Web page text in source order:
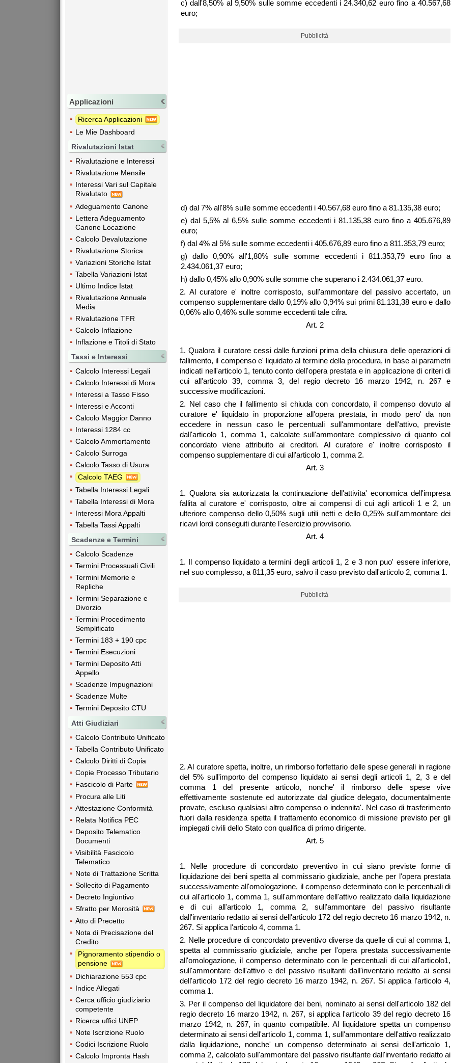
Applicazioni
Ricerca Applicazioni
Le Mie Dashboard
Rivalutazioni Istat
Rivalutazione e Interessi
Rivalutazione Mensile
Interessi Vari sul Capitale
Rivalutato
Adeguamento Canone
Lettera Adeguamento
Canone Locazione
Calcolo Devalutazione
Rivalutazione Storica
Variazioni Storiche Istat
Tabella Variazioni Istat
Ultimo Indice Istat
Rivalutazione Annuale
Media
Rivalutazione TFR
Calcolo Inflazione
Inflazione e Titoli di Stato
Tassi e Interessi
Calcolo Interessi Legali
Calcolo Interessi di Mora
Interessi a Tasso Fisso
Interessi e Acconti
Calcolo Maggior Danno
Interessi 1284 cc
Calcolo Ammortamento
Calcolo Surroga
Calcolo Tasso di Usura
Calcolo TAEG
Tabella Interessi Legali
Tabella Interessi di Mora
Interessi Mora Appalti
Tabella Tassi Appalti
Scadenze e Termini
Calcolo Scadenze
Termini Processuali Civili
Termini Memorie e
Repliche
Termini Separazione e
Divorzio
Termini Procedimento
Semplificato
Termini 183 + 190 cpc
Termini Esecuzioni
Termini Deposito Atti
Appello
Scadenze Impugnazioni
Scadenze Multe
Termini Deposito CTU
Atti Giudiziari
Calcolo Contributo Unificato
Tabella Contributo Unificato
Calcolo Diritti di Copia
Copie Processo Tributario
Fascicolo di Parte
Procura alle Liti
Attestazione Conformità
Relata Notifica PEC
Deposito Telematico
Documenti
Visibilità Fascicolo
Telematico
Note di Trattazione Scritta
Sollecito di Pagamento
Decreto Ingiuntivo
Sfratto per Morosità
Atto di Precetto
Nota di Precisazione del
Credito
Pignoramento stipendio o
pensione
Dichiarazione 553 cpc
Indice Allegati
Cerca ufficio giudiziario
competente
Ricerca uffici UNEP
Note Iscrizione Ruolo
Codici Iscrizione Ruolo
Calcolo Impronta Hash
c) dall'8,50% al 9,50% sulle somme eccedenti i 24.340,62 euro fino a 40.567,68
euro;
Pubblicità
d) dal 7% all'8% sulle somme eccedenti i 40.567,68 euro fino a 81.135,38 euro;
e) dal 5,5% al 6,5% sulle somme eccedenti i 81.135,38 euro fino a 405.676,89
euro;
f) dal 4% al 5% sulle somme eccedenti i 405.676,89 euro fino a 811.353,79 euro;
g) dallo 0,90% all'1,80% sulle somme eccedenti i 811.353,79 euro fino a
2.434.061,37 euro;
h) dallo 0,45% allo 0,90% sulle somme che superano i 2.434.061,37 euro.
2. Al curatore e' inoltre corrisposto, sull'ammontare del passivo accertato, un
compenso supplementare dallo 0,19% allo 0,94% sui primi 81.131,38 euro e dallo
0,06% allo 0,46% sulle somme eccedenti tale cifra.
Art. 2
1. Qualora il curatore cessi dalle funzioni prima della chiusura delle operazioni di
fallimento, il compenso e' liquidato al termine della procedura, in base ai parametri
indicati nell'articolo 1, tenuto conto dell'opera prestata e in applicazione di criteri di
cui all'articolo 39, comma 3, del regio decreto 16 marzo 1942, n. 267 e
successive modificazioni.
2. Nel caso che il fallimento si chiuda con concordato, il compenso dovuto al
curatore e' liquidato in proporzione all'opera prestata, in modo pero' da non
eccedere in nessun caso le percentuali sull'ammontare dell'attivo, previste
dall'articolo 1, comma 1, calcolate sull'ammontare complessivo di quanto col
concordato viene attribuito ai creditori. Al curatore e' inoltre corrisposto il
compenso supplementare di cui all'articolo 1, comma 2.
Art. 3
1. Qualora sia autorizzata la continuazione dell'attivita' economica dell'impresa
fallita al curatore e' corrisposto, oltre ai compensi di cui agli articoli 1 e 2, un
ulteriore compenso dello 0,50% sugli utili netti e dello 0,25% sull'ammontare dei
ricavi lordi conseguiti durante l'esercizio provvisorio.
Art. 4
1. Il compenso liquidato a termini degli articoli 1, 2 e 3 non puo' essere inferiore,
nel suo complesso, a 811,35 euro, salvo il caso previsto dall'articolo 2, comma 1.
Pubblicità
2. Al curatore spetta, inoltre, un rimborso forfettario delle spese generali in ragione
del 5% sull'importo del compenso liquidato ai sensi degli articoli 1, 2, 3 e del
comma 1 del presente articolo, nonche' il rimborso delle spese vive
effettivamente sostenute ed autorizzate dal giudice delegato, documentalmente
provate, escluso qualsiasi altro compenso o indennita'. Nel caso di trasferimento
fuori dalla residenza spetta il trattamento economico di missione previsto per gli
impiegati civili dello Stato con qualifica di primo dirigente.
Art. 5
1. Nelle procedure di concordato preventivo in cui siano previste forme di
liquidazione dei beni spetta al commissario giudiziale, anche per l'opera prestata
successivamente all'omologazione, il compenso determinato con le percentuali di
cui all'articolo 1, comma 1, sull'ammontare dell'attivo realizzato dalla liquidazione
e di cui all'articolo 1, comma 2, sull'ammontare del passivo risultante
dall'inventario redatto ai sensi dell'articolo 172 del regio decreto 16 marzo 1942, n.
267. Si applica l'articolo 4, comma 1.
2. Nelle procedure di concordato preventivo diverse da quelle di cui al comma 1,
spetta al commissario giudiziale, anche per l'opera prestata successivamente
all'omologazione, il compenso determinato con le percentuali di cui all'articolo1,
sull'ammontare dell'attivo e del passivo risultanti dall'inventario redatto ai sensi
dell'articolo 172 del regio decreto 16 marzo 1942, n. 267. Si applica l'articolo 4,
comma 1.
3. Per il compenso del liquidatore dei beni, nominato ai sensi dell'articolo 182 del
regio decreto 16 marzo 1942, n. 267, si applica l'articolo 39 del regio decreto 16
marzo 1942, n. 267, in quanto compatibile. Al liquidatore spetta un compenso
determinato ai sensi dell'articolo 1, comma 1, sull'ammontare dell'attivo realizzato
dalla liquidazione, nonche' un compenso determinato ai sensi dell'articolo 1,
comma 2, calcolato sull'ammontare del passivo risultante dall'inventario redatto ai